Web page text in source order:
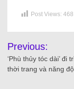
Post Views: 468
Previous:
‘Phù thủy tóc dài’ đi
thời trang và năng